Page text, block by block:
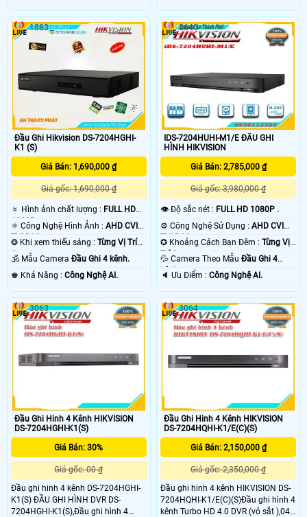
Đầu Ghi Hikvision DS-7204HGHI-
K1 (S)
Giá Bán: 1,690,000 ₫
Giá gốc: 1,690,000 ₫
🔅 Hình ảnh chất lượng : FULL HD
1080P .
⚛️ Công Nghệ Hình Ảnh : AHD CVI
TVI BCS.
❂ Khi xem thiếu sáng : Từng Vị Trí
Camera .
🕉️ Mẫu Camera Đầu Ghi 4 kênh.
️♚ Khả Năng : Công Nghệ AI.
1883
IDS-7204HUHI-M1/E ĐẦU GHI
HÌNH HIKVISION
Giá Bán: 2,785,000 ₫
Giá gốc: 3,980,000 ₫
👁 Độ sắc nét : FULL HD 1080P .
⚙ Công Nghệ Sử Dụng :AHD CVI
TVI BCS.
✪ Khoảng Cách Ban Đêm :Từng Vị
Trí Camera .
💦 Camera Theo MẫuĐầu Ghi 4
kênh.
️🔈 Ưu Điểm :Công Nghệ AI.
2640
Đầu Ghi Hinh 4 Kênh HIKVISION
DS-7204HGHI-K1(S)
Giá Bán: 30%
Giá gốc: 00 ₫
Đầu ghi hinh 4 kênh DS-7204HGHI-
K1(S) ĐẦU GHI HÌNH DVR DS-
7204HGHI-K1(S),Đầu ghi hình 4
3063
Đầu Ghi Hinh 4 Kênh HIKVISION
DS-7204HQHI-K1/E(C)(S)
Giá Bán: 2,150,000 ₫
Giá gốc: 2,350,000 ₫
Đầu ghi hinh 4 kênh HIKVISION DS-
7204HQHI-K1/E(C)(S)Đầu ghi hình 4
kênh Turbo HD 4.0 DVR (vỏ sắt ),04
3064